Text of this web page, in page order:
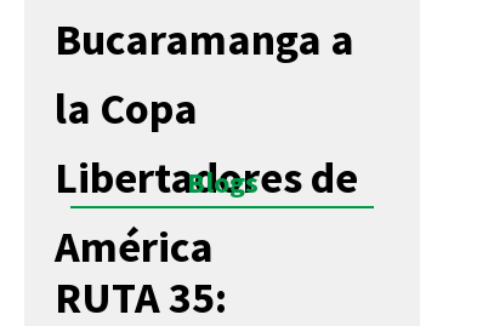
Bucaramanga a
la Copa
Libertadores de
América
Blogs
RUTA 35: